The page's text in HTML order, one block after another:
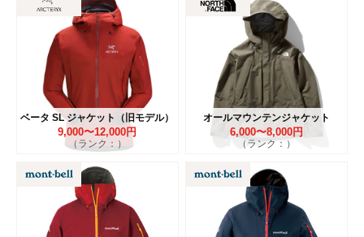
ベータ SL ジャケット（旧モデル）
9,000〜12,000円
（ランク：）
オールマウンテンジャケット
6,000〜8,000円
（ランク：）